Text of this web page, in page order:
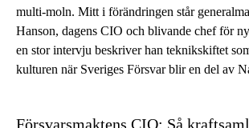
multi-moln. Mitt i förändringen står
Hanson, dagens CIO och blivande chef för
en stor intervju beskriver han teknikskiftet
kulturen när Sveriges Försvar blir en del av
Försvarsmaktens CIO: Så